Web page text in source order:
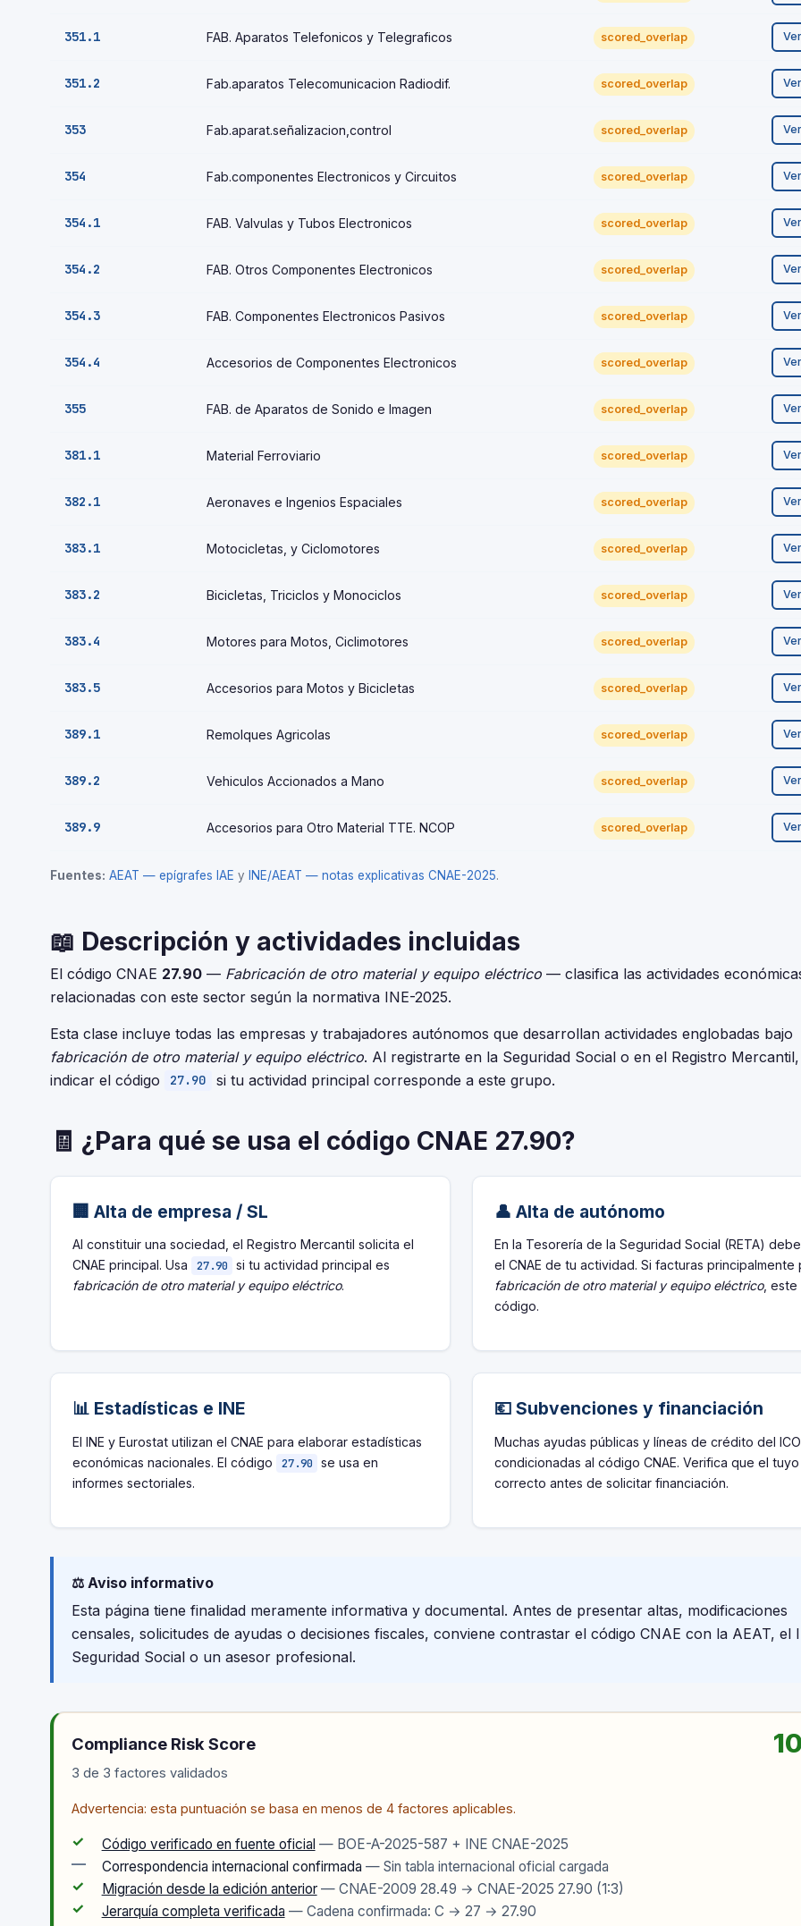
351.1 FAB. Aparatos Telefonicos y Telegraficos scored_overlap
351.2 Fab.aparatos Telecomunicacion Radiodif. scored_overlap
353 Fab.aparat.señalizacion,control scored_overlap
354 Fab.componentes Electronicos y Circuitos scored_overlap
354.1 FAB. Valvulas y Tubos Electronicos scored_overlap
354.2 FAB. Otros Componentes Electronicos scored_overlap
354.3 FAB. Componentes Electronicos Pasivos scored_overlap
354.4 Accesorios de Componentes Electronicos scored_overlap
355 FAB. de Aparatos de Sonido e Imagen scored_overlap
381.1 Material Ferroviario scored_overlap
382.1 Aeronaves e Ingenios Espaciales scored_overlap
383.1 Motocicletas, y Ciclomotores scored_overlap
383.2 Bicicletas, Triciclos y Monociclos scored_overlap
383.4 Motores para Motos, Ciclimotores scored_overlap
383.5 Accesorios para Motos y Bicicletas scored_overlap
389.1 Remolques Agricolas scored_overlap
389.2 Vehiculos Accionados a Mano scored_overlap
389.9 Accesorios para Otro Material TTE. NCOP scored_overlap
Fuentes: AEAT — epígrafes IAE y INE/AEAT — notas explicativas CNAE-2025.
📖 Descripción y actividades incluidas
El código CNAE 27.90 — Fabricación de otro material y equipo eléctrico — clasifica las actividades
relacionadas con este sector según la normativa INE-2025.
Esta clase incluye todas las empresas y trabajadores autónomos que desarrollan actividades englobadas bajo
fabricación de otro material y equipo eléctrico. Al registrarte en la Seguridad Social o en el Registro
indicar el código
27.90 si tu actividad principal corresponde a este grupo.
🧾 ¿Para qué se usa el código CNAE 27.90?
🏢 Alta de empresa / SL
Al constituir una sociedad, el Registro Mercantil solicita el
CNAE principal. Usa
27.90 si tu actividad principal es
fabricación de otro material y equipo eléctrico.
👤 Alta de autónomo
En la Tesorería de la Seguridad Social (RETA)
el CNAE de tu actividad. Si facturas principalmente
fabricación de otro material y equipo eléctrico, este
código.
📊 Estadísticas e INE
El INE y Eurostat utilizan el CNAE para elaborar estadísticas
económicas nacionales. El código
27.90 se usa en
informes sectoriales.
💶 Subvenciones y financiación
Muchas ayudas públicas y líneas de crédito del
condicionadas al código CNAE. Verifica que el tuyo
correcto antes de solicitar financiación.
⚖️ Aviso informativo
Esta página tiene finalidad meramente informativa y documental. Antes de presentar altas, modificaciones
censales, solicitudes de ayudas o decisiones fiscales, conviene contrastar el código CNAE con la AEAT, el
Seguridad Social o un asesor profesional.
Compliance Risk Score
3 de 3 factores validados
Advertencia: esta puntuación se basa en menos de 4 factores aplicables.
✓ Código verificado en fuente oficial — BOE-A-2025-587 + INE CNAE-2025
— Correspondencia internacional confirmada — Sin tabla internacional oficial cargada
✓ Migración desde la edición anterior — CNAE-2009 28.49 → CNAE-2025 27.90 (1:3)
✓ Jerarquía completa verificada — Cadena confirmada: C → 27 → 27.90